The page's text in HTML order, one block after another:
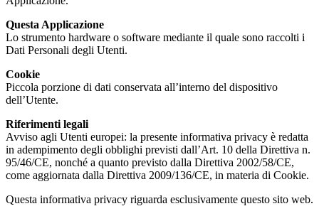
Questa Applicazione
Lo strumento hardware o software mediante il quale sono raccolti i
Dati Personali degli Utenti.
Cookie
Piccola porzione di dati conservata all’interno del dispositivo
dell’Utente.
Riferimenti legali
Avviso agli Utenti europei: la presente informativa privacy è redatta
in adempimento degli obblighi previsti dall’Art. 10 della Direttiva n.
95/46/CE, nonché a quanto previsto dalla Direttiva 2002/58/CE,
come aggiornata dalla Direttiva 2009/136/CE, in materia di Cookie.
Questa informativa privacy riguarda esclusivamente questo sito web.